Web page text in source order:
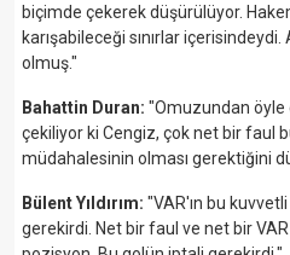
biçimde çekerek düşürülüyor.
karışabileceği sınırlar içerisindeydi.
olmuş."
Bahattin Duran: "Omuzundan öyle
çekiliyor ki Cengiz, çok net bir faul
müdahalesinin olması gerektiğini
Bülent Yıldırım: "VAR'ın bu
gerekirdi. Net bir faul ve net bir